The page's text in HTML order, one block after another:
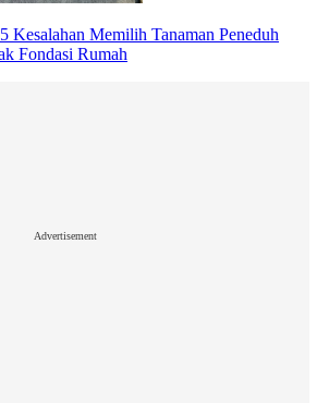
5 Kesalahan Memilih Tanaman Peneduh
Fondasi Rumah
Advertisement